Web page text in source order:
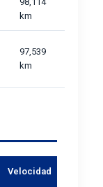
km
97,539
km
Velocidad